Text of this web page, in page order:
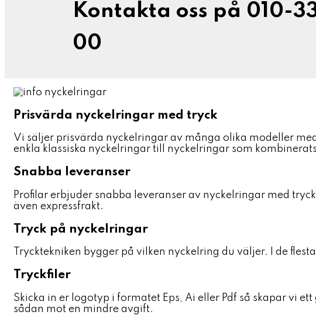
Kontakta oss på 010-
00
Prisvärda nyckelringar med tryck
Vi säljer prisvärda nyckelringar av många olika modeller
enkla klassiska nyckelringar till nyckelringar som
Snabba leveranser
Profilar erbjuder snabba leveranser av nyckelringar med
även expressfrakt.
Tryck på nyckelringar
Trycktekniken bygger på vilken nyckelring du väljer. I de
Tryckfiler
Skicka in er logotyp i formatet Eps, Ai eller Pdf så skapar vi
sådan mot en mindre avgift.